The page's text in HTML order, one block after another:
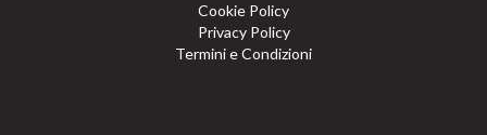
Cookie Policy
Privacy Policy
Termini e Condizioni